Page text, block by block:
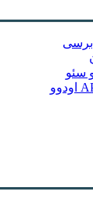
سئو